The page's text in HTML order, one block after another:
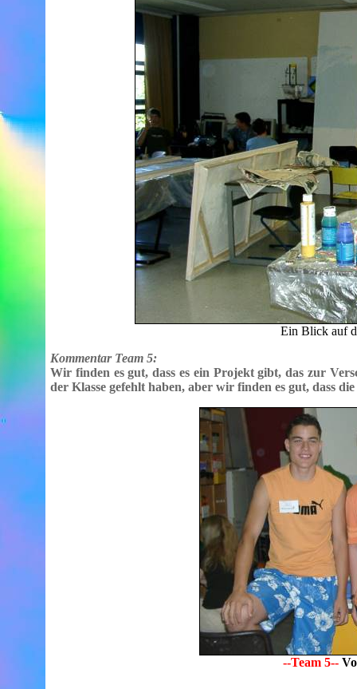
Ein Blick auf
Kommentar Team 5:
Wir finden es gut, dass es ein Projekt gibt, das zur
der Klasse gefehlt haben, aber wir finden es gut, dass
--Team 5--